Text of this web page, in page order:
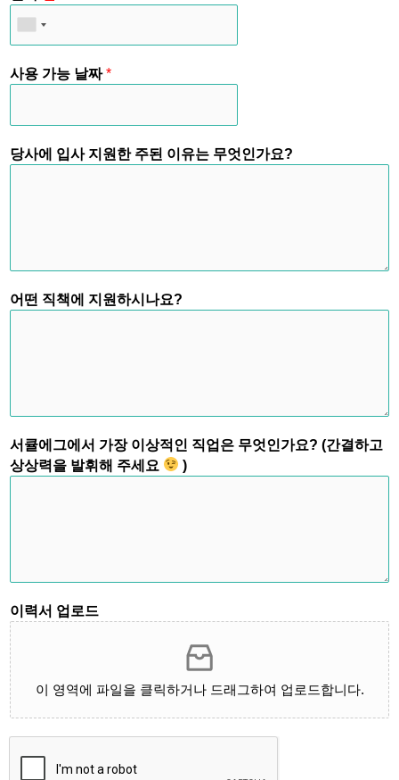
사용 가능 날짜*
당사에 입사 지원한 주된 이유는 무엇인가요?
어떤 직책에 지원하시나요?
서큘에그에서 가장 이상적인 직업은 무엇인가요? (간결하고
상상력을 발휘해 주세요
)
이력서 업로드
이 영역에 파일을 클릭하거나 드래그하여 업로드합니다.